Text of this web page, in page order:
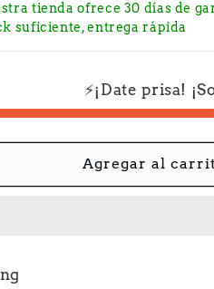
de
piel
antideslizantes
tienda ofrece 30 días de
suficiente, entrega rápida
⚡¡Date prisa!
Agregar al